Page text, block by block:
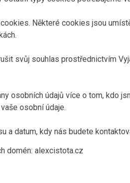
Některé cookies jsou
svůj souhlas prostřednictvím
osobních údajů více o tom, kdo
osobní údaje.
a datum, kdy nás budete
domén: alexcistota.cz